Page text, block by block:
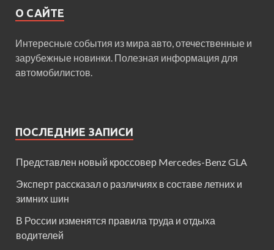
О САЙТЕ
Интересные события из мира авто, отечественные и
зарубежные новинки. Полезная информация для
автомобилистов.
ПОСЛЕДНИЕ ЗАПИСИ
Представлен новый кроссовер Mercedes-Benz GLA
Эксперт рассказал о различиях в составе летних и
зимних шин
В России изменятся правила труда и отдыха
водителей